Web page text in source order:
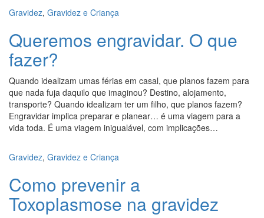
Gravidez, Gravidez e Criança
Queremos engravidar. O que
fazer?
Quando idealizam umas férias em casal, que planos fazem para
que nada fuja daquilo que imaginou? Destino, alojamento,
transporte? Quando idealizam ter um filho, que planos fazem?
Engravidar implica preparar e planear… é uma viagem para a
vida toda. É uma viagem inigualável, com implicações…
Gravidez, Gravidez e Criança
Como prevenir a
Toxoplasmose na gravidez